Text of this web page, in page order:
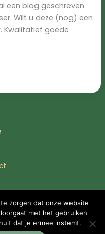
een blog geschreven
Wilt u deze (nog) een
Kwalitatief goede
zorgen dat onze website
met het gebruiken
dat je ermee instemt.